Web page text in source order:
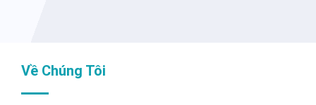
Về Chúng Tôi